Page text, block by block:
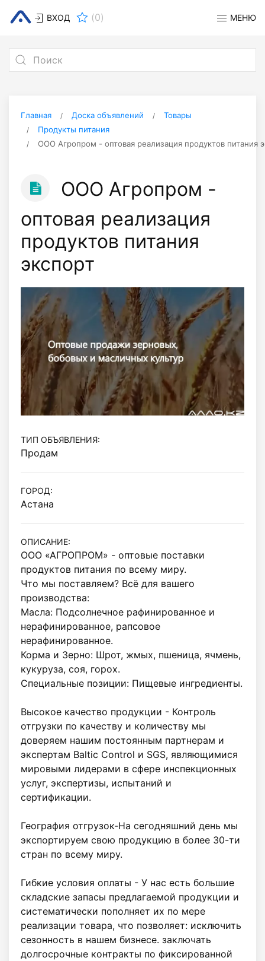
ВХОД (0) МЕНЮ
Главная Доска объявлений
Товары
Продукты питания
ООО Агропром - оптовая реализация продуктов питания
ООО Агропром -
оптовая реализация
продуктов питания
экспорт
ТИП ОБЪЯВЛЕНИЯ:
Продам
ГОРОД:
Астана
ОПИСАНИЕ:
ООО «АГРОПРОМ» - оптовые поставки
продуктов питания по всему миру.
Что мы поставляем? Всё для вашего
производства:
Масла: Подсолнечное рафинированное и
нерафинированное, рапсовое
нерафинированное.
Корма и Зерно: Шрот, жмых, пшеница, ячмень,
кукуруза, соя, горох.
Специальные позиции: Пищевые ингредиенты.
Высокое качество продукции - Контроль
отгрузки по качеству и количеству мы
доверяем нашим постоянным партнерам и
экспертам Baltic Control и SGS, являющимися
мировыми лидерами в сфере инспекционных
услуг, экспертизы, испытаний и
сертификации.
География отгрузок-На сегодняшний день мы
экспортируем свою продукцию в более 30-ти
стран по всему миру.
Гибкие условия оплаты - У нас есть большие
складские запасы предлагаемой продукции и
систематически пополняет их по мере
реализации товара, что позволяет: исключить
сезонность в нашем бизнесе. заключать
долгосрочные контракты по фиксированной